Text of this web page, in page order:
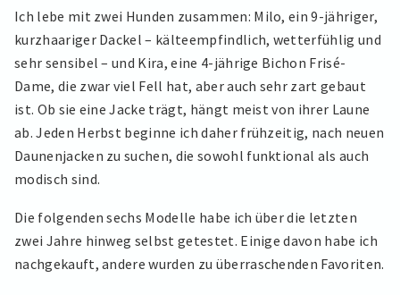
Ich lebe mit zwei Hunden zusammen: Milo, ein 9-jähriger,
kurzhaariger Dackel – kälteempfindlich, wetterfühlig und
sehr sensibel – und Kira, eine 4-jährige Bichon Frisé-
Dame, die zwar viel Fell hat, aber auch sehr zart gebaut
ist. Ob sie eine Jacke trägt, hängt meist von ihrer Laune
ab. Jeden Herbst beginne ich daher frühzeitig, nach neuen
Daunenjacken zu suchen, die sowohl funktional als auch
modisch sind.
Die folgenden sechs Modelle habe ich über die letzten
zwei Jahre hinweg selbst getestet. Einige davon habe ich
nachgekauft, andere wurden zu überraschenden Favoriten.